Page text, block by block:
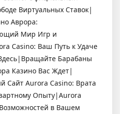
Виртуальных Ставок|
Аврора:
Мир Игр и
Casino: Ваш Путь к Удаче
Барабаны
Казино Вас Ждет|
Сайт Aurora Casino: Врата
Опыту|Aurora
в Вашем